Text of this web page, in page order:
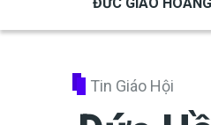
ĐỨC GIÁO HOÀNG
Tin Giáo Hội